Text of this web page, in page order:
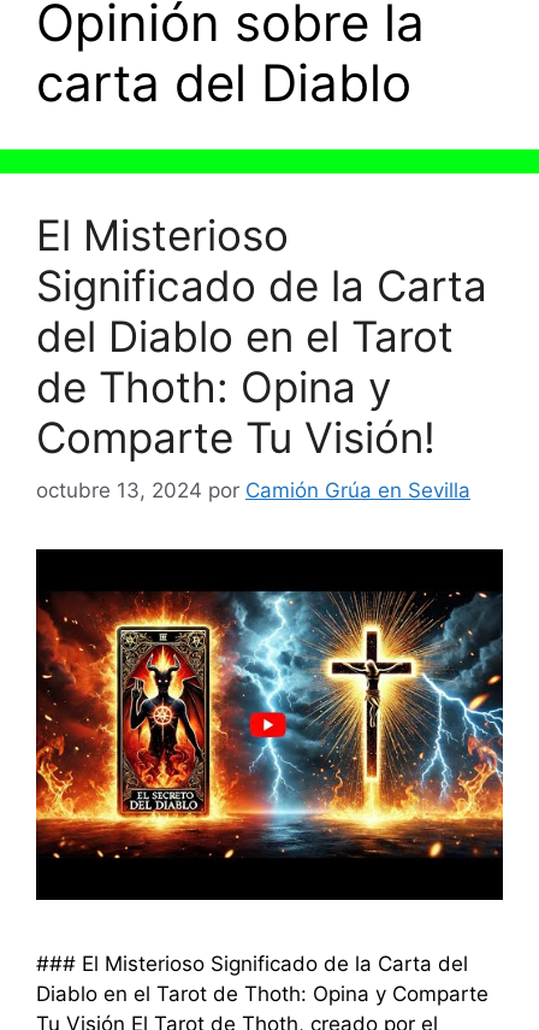
Opinión sobre la
carta del Diablo
El Misterioso
Significado de la Carta
del Diablo en el Tarot
de Thoth: Opina y
Comparte Tu Visión!
octubre 13, 2024 por Camión Grúa en Sevilla
### El Misterioso Significado de la Carta del
Diablo en el Tarot de Thoth: Opina y Comparte
Tu Visión El Tarot de Thoth, creado por el